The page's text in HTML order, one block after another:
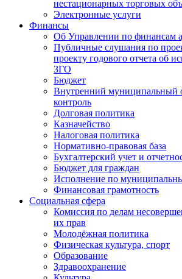
нестационарных торговых
Электронные услуги
Финансы
Об Управлении по финансам
Публичные слушания по
проекту годового отчета об
ЗГО
Бюджет
Внутренний муниципальный
контроль
Долговая политика
Казначейство
Налоговая политика
Нормативно-правовая база
Бухгалтерский учет и
Бюджет для граждан
Исполнение по
Финансовая грамотность
Социальная сфера
Комиссия по делам
их прав
Молодёжная политика
Физическая культура, спорт
Образование
Здравоохранение